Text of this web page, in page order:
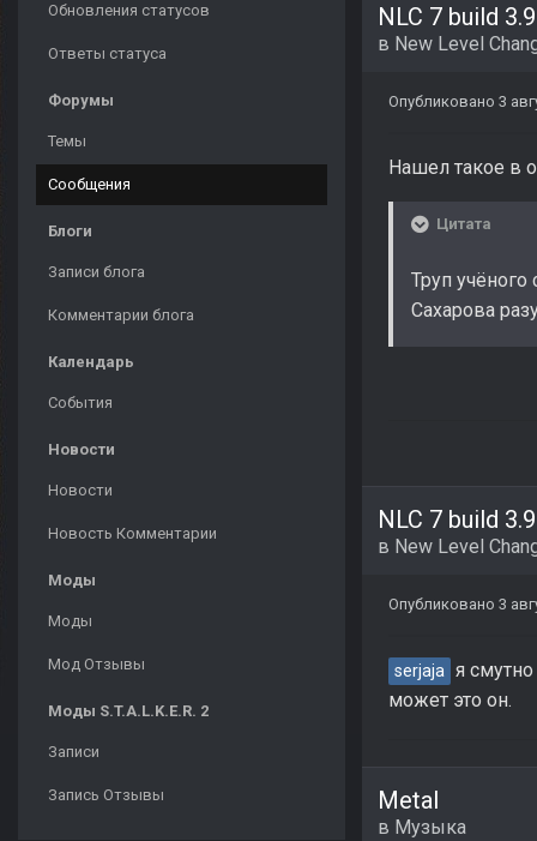
Обновления статусов
Ответы статуса
Форумы
Темы
Сообщения
Блоги
Записи блога
Комментарии блога
Календарь
События
Новости
Новости
Новость Комментарии
Моды
Моды
Мод Отзывы
Моды S.T.A.L.K.E.R. 2
Записи
Запись Отзывы
NLC 7 build 3.9
в New Level
Опубликовано 3
Нашел такое в
Цитата
Труп
Сахарова
NLC 7 build 3.9
в New Level
Опубликовано 3
serjaja я
может это он.
Metal
в Музыка